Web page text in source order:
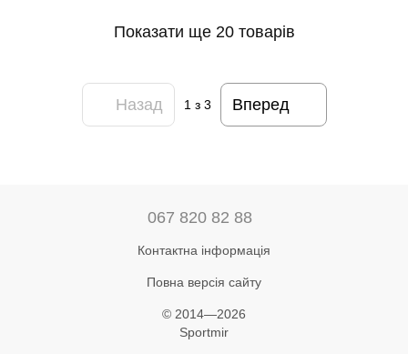
Показати ще 20 товарів
Назад 1з 3 Вперед
067 820 82 88
Контактна інформація
Повна версія сайту
© 2014—2026
Sportmir